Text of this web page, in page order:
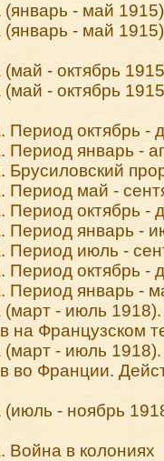
- май
- май
- октябрь
- октябрь
октябрь -
январь -
Брусиловский
май -
октябрь -
Период январь -
Период июль -
октябрь -
январь -
- июль
на Французском
- июль 1918).
во Франции.
- ноябрь
Война в колониях